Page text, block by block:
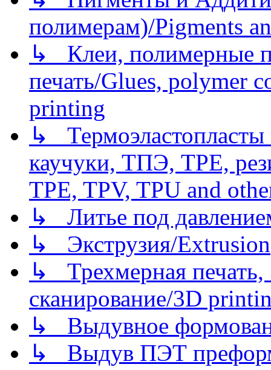
полимерам)/Pigments
↳ Клеи, полимерные
печать/Glues, polymer
printing
↳
каучуки, ТПЭ, TPE,
TPE, TPV, TPU and
↳ Литье под
↳ Экструзия/Extrusion
↳ Трехмерная
сканирование/3D
↳ Выдувное
↳ Выдув ПЭТ